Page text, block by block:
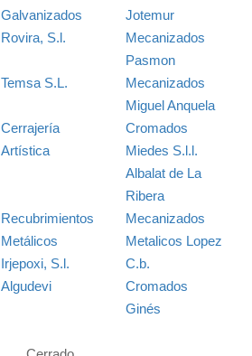
Galvanizados
Rovira, S.l.
Jotemur
Mecanizados
Pasmon
Temsa S.L.
Mecanizados
Miguel Anquela
Cerrajería
Artística
Cromados
Miedes S.l.l.
Albalat de La
Ribera
Recubrimientos
Metálicos
Irjepoxi, S.l.
Mecanizados
Metalicos Lopez
C.b.
Algudevi
Cromados
Ginés